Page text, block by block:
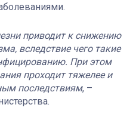
приводит к снижению
вследствие чего такие
При этом
проходит тяжелее и
последствиям, –